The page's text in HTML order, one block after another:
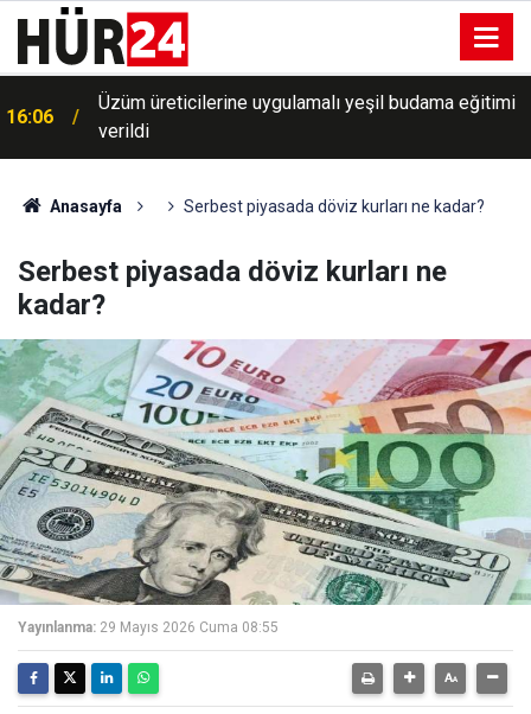
16:06
Üzüm üreticilerine uygulamalı yeşil budama eğitimi
verildi
Anasayfa Serbest piyasada döviz kurları ne kadar?
Serbest piyasada döviz kurları ne
kadar?
Yayınlanma: 29 Mayıs 2026 Cuma 08:55